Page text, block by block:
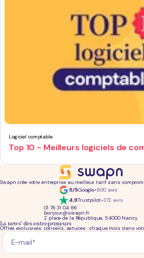
Logiciel comptable
Top 10 - Meilleurs logiciels de
Swapn crée votre entreprise au meilleur tarif sans
5/5Google+800 avis
4,9Trustpilot+372 avis
01 76 31 04 86
bonjour@swapn.fr
2 place de la République, 54000 Nancy
La news' des entrepreneurs
Offres exclusives, conseils, astuces : chaque mois dans